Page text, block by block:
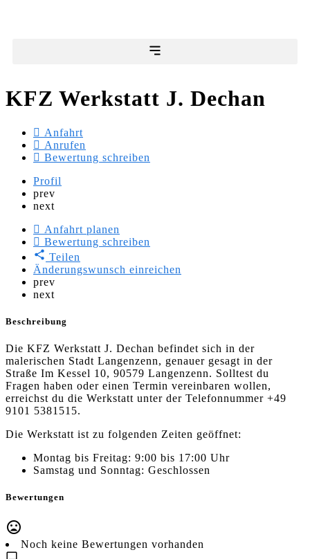
KFZ Werkstatt J. Dechan
Anfahrt
Anrufen
Bewertung schreiben
Profil
prev
next
Anfahrt planen
Bewertung schreiben
Teilen
Änderungswunsch einreichen
prev
next
Beschreibung
Die KFZ Werkstatt J. Dechan befindet sich in der
malerischen Stadt Langenzenn, genauer gesagt in der
Straße Im Kessel 10, 90579 Langenzenn. Solltest du
Fragen haben oder einen Termin vereinbaren wollen,
erreichst du die Werkstatt unter der Telefonnummer +49
9101 5381515.
Die Werkstatt ist zu folgenden Zeiten geöffnet:
Montag bis Freitag: 9:00 bis 17:00 Uhr
Samstag und Sonntag: Geschlossen
Bewertungen
Noch keine Bewertungen vorhanden